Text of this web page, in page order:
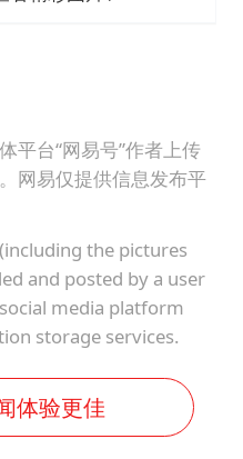
平台“网易号”作者上传
网易仅提供信息发布平
the pictures
and posted by a user
media platform
storage services.
体验更佳